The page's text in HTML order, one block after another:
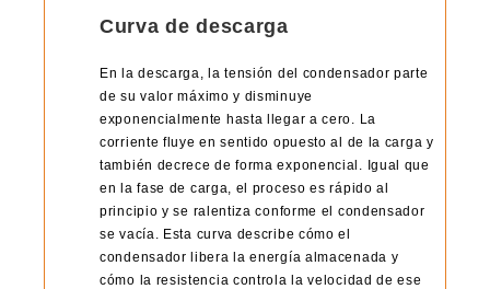
Curva de descarga
En la descarga, la tensión del condensador parte
de su valor máximo y disminuye
exponencialmente hasta llegar a cero. La
corriente fluye en sentido opuesto al de la carga y
también decrece de forma exponencial. Igual que
en la fase de carga, el proceso es rápido al
principio y se ralentiza conforme el condensador
se vacía. Esta curva describe cómo el
condensador libera la energía almacenada y
cómo la resistencia controla la velocidad de ese